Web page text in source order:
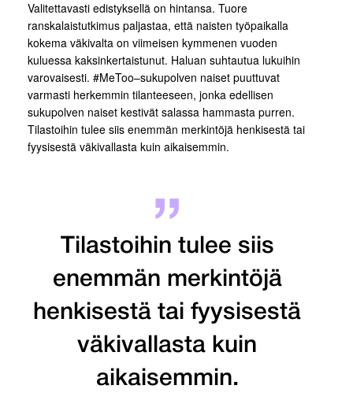
Valitettavasti edistyksellä on hintansa. Tuore
ranskalaistutkimus paljastaa, että naisten työpaikalla
kokema väkivalta on viimeisen kymmenen vuoden
kuluessa kaksinkertaistunut. Haluan suhtautua lukuihin
varovaisesti. #MeToo–sukupolven naiset puuttuvat
varmasti herkemmin tilanteeseen, jonka edellisen
sukupolven naiset kestivät salassa hammasta purren.
Tilastoihin tulee siis enemmän merkintöjä henkisestä tai
fyysisestä väkivallasta kuin aikaisemmin.
Tilastoihin tulee siis
enemmän merkintöjä
henkisestä tai fyysisestä
väkivallasta kuin
aikaisemmin.